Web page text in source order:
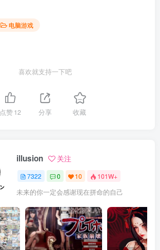
电脑游戏
喜欢就支持一下吧
点赞12 分享 收藏
illusion 关注
7322 0 10 101W+
未来的你一定会感谢现在拼命的自己